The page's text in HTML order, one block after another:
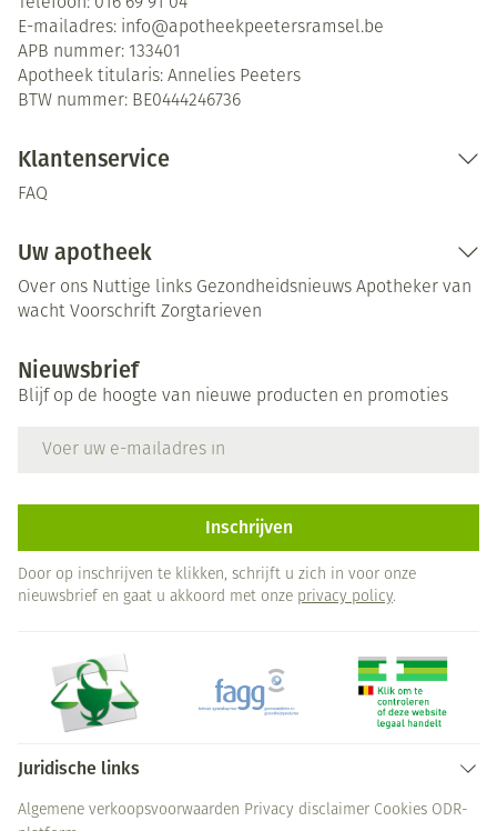
E-mailadres: info@apotheekpeetersramsel.be
APB nummer: 133401
Apotheek titularis: Annelies Peeters
BTW nummer: BE0444246736
Klantenservice
FAQ
Uw apotheek
Over ons Nuttige links Gezondheidsnieuws Apotheker van
wacht Voorschrift Zorgtarieven
Nieuwsbrief
Blijf op de hoogte van nieuwe producten en promoties
Inschrijven
Door op inschrijven te klikken, schrijft u zich in voor onze
nieuwsbrief en gaat u akkoord met onze privacy policy.
Juridische links
Algemene verkoopsvoorwaarden Privacy disclaimer Cookies ODR-